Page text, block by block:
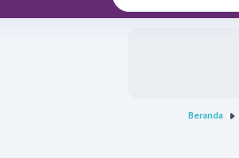
Beranda